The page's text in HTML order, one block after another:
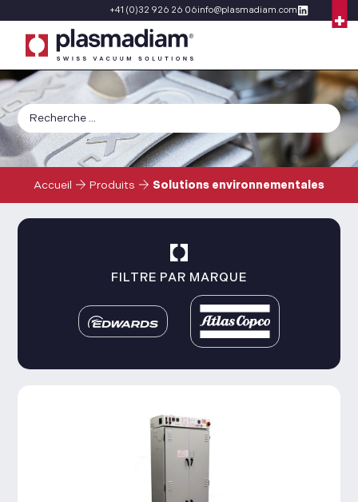
+41 (0)32 926 26 06info@plasmadiam.com
Accueil Produits Solutions environnementales
FILTRE PAR MARQUE